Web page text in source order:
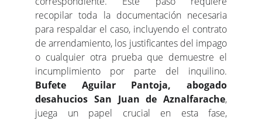
recopilar toda la documentación necesaria
para respaldar el caso, incluyendo el contrato
de arrendamiento, los justificantes del impago
o cualquier otra prueba que demuestre el
incumplimiento por parte del inquilino.
Bufete Aguilar Pantoja, abogado
desahucios San Juan de Aznalfarache,
juega un papel crucial en esta fase,